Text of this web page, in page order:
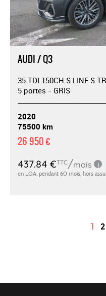
AUDI / Q3
35 TDI 150CH S LINE S
5 portes - GRIS
2020
75500 km
26 950 €
1 2